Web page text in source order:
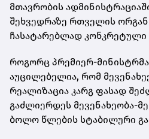
მთავრობის
შეხვედრაზე რთველის
ჩასატარებლად კონკრეტული
როგორც პრემიერ-მინისტრმა
აუცილებელია, რომ
რეალიზაცია კარგ ფასად
გაძლიერდეს მევენახეობა-
ბოლო წლების სტაბილური